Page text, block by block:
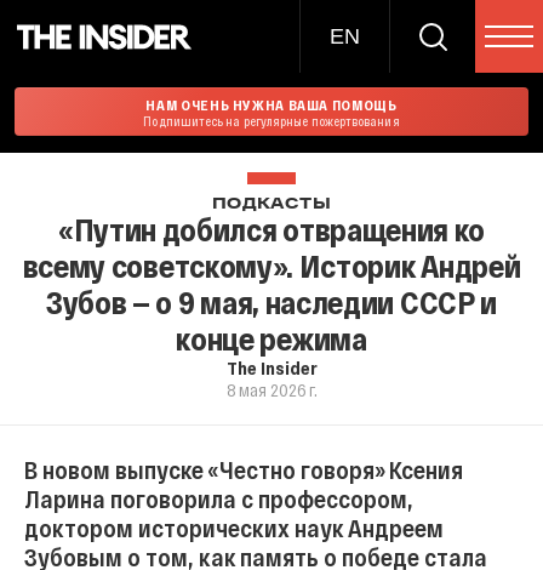
EN
НАМ ОЧЕНЬ НУЖНА ВАША ПОМОЩЬ
Подпишитесь на регулярные пожертвования
ПОДКАСТЫ
«Путин добился отвращения ко
всему советскому». Историк Андрей
Зубов — о 9 мая, наследии СССР и
конце режима
The Insider
8 мая 2026 г.
В новом выпуске «Честно говоря» Ксения
Ларина поговорила с профессором,
доктором исторических наук Андреем
Зубовым о том, как память о победе стала